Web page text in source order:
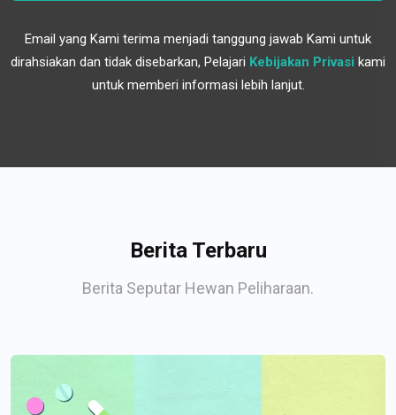
Email yang Kami terima menjadi tanggung jawab Kami untuk
dirahsiakan dan tidak disebarkan, Pelajari Kebijakan Privasi kami
untuk memberi informasi lebih lanjut.
Berita Terbaru
Berita Seputar Hewan Peliharaan.